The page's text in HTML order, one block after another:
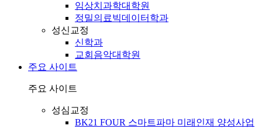
임상치과학대학원
정밀의료빅데이터학과
성신교정
신학과
교회음악대학원
주요 사이트
주요 사이트
성심교정
BK21 FOUR 스마트파마 미래인재 양성사업